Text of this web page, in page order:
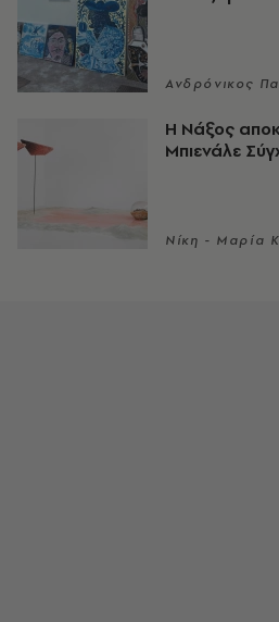
Ανδρόνικος
Η Νάξος
Μπιενάλε
Νίκη - Μαρία